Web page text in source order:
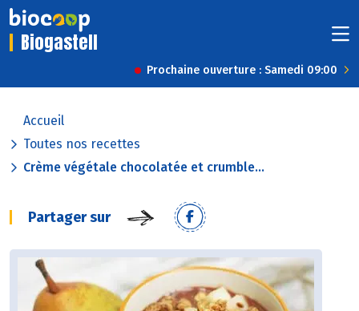
Biogastell
Prochaine ouverture : Samedi 09:00
Accueil
Toutes nos recettes
Crème végétale chocolatée et crumble...
Partager sur